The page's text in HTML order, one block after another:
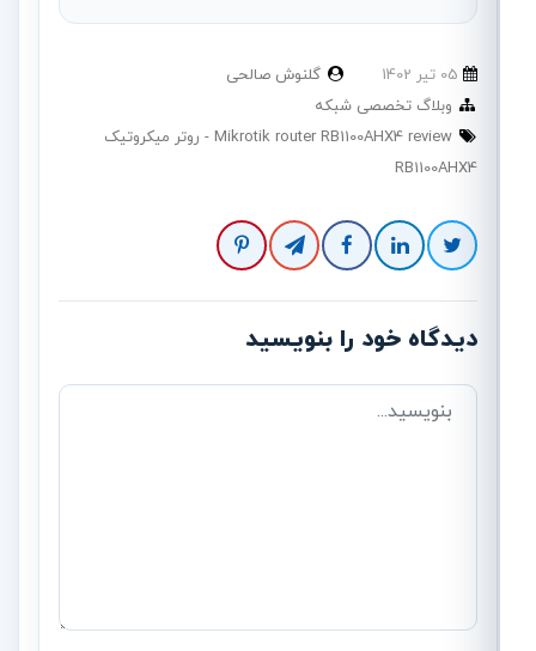
گلنوش صالحی
وبلاگ تخصصی شبکه
Mikrotik router RB1100AHX4 review
روتر میکروتیک
RB1100AHX4
دیدگاه خود را بنویسید